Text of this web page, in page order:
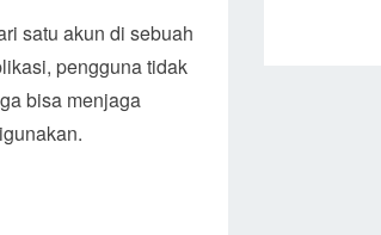
satu akun di sebuah
pengguna tidak
bisa menjaga